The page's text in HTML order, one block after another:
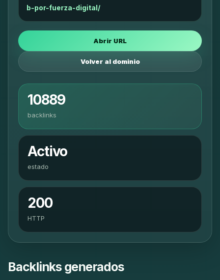
b-por-fuerza-digital/
Abrir URL
Volver al dominio
10889
backlinks
Activo
estado
200
HTTP
Backlinks generados